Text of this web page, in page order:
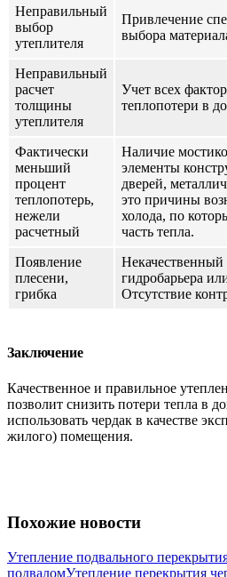
Неправильный
выбор
утеплителя
Привлечение
выбора
Неправильный
расчет
толщины
утеплителя
Учет всех
теплопотери в
Фактически
меньший
процент
теплопотерь,
нежели
расчетный
Наличие
элементы
дверей,
это причины
холода, по
часть тепла.
Появление
плесени,
грибка
гидробарьера
Отсутствие
Заключение
Качественное и правильное
позволит снизить потери тепла в
использовать чердак в качестве
жилого) помещения.
Похожие новости
Утепление подвального
подваломУтепление перекрытия